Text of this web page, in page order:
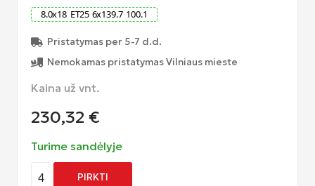
8.0x18 ET25 6x139.7 100.1
Pristatymas per 5-7 d.d.
Nemokamas pristatymas Vilniaus mieste
Kaina už vnt.
230,32 €
Turime sandėlyje
4 PIRKTI